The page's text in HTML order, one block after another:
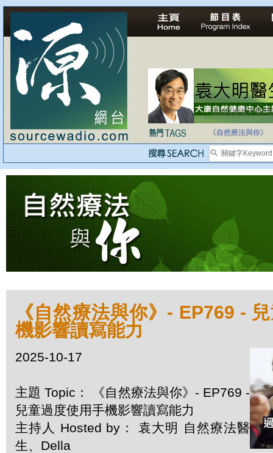
法治社會並不等同
自家教育合法化-
《自然療法與你》
《自然療法與你》- EP769 -
機影響讀寫能力
2025-10-17
主題 Topic： 《自然療法與你》- EP769 -
兒童過度使用手機影響讀寫能力
主持人 Hosted by： 袁大明 自然療法醫
生、Della